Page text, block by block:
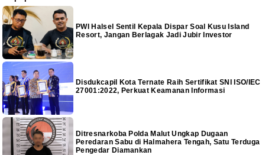
PWI Halsel Sentil Kepala Dispar Soal Kusu Island
Resort, Jangan Berlagak Jadi Jubir Investor
Disdukcapil Kota Ternate Raih Sertifikat SNI ISO/IEC
27001:2022, Perkuat Keamanan Informasi
Ditresnarkoba Polda Malut Ungkap Dugaan
Peredaran Sabu di Halmahera Tengah, Satu Terduga
Pengedar Diamankan